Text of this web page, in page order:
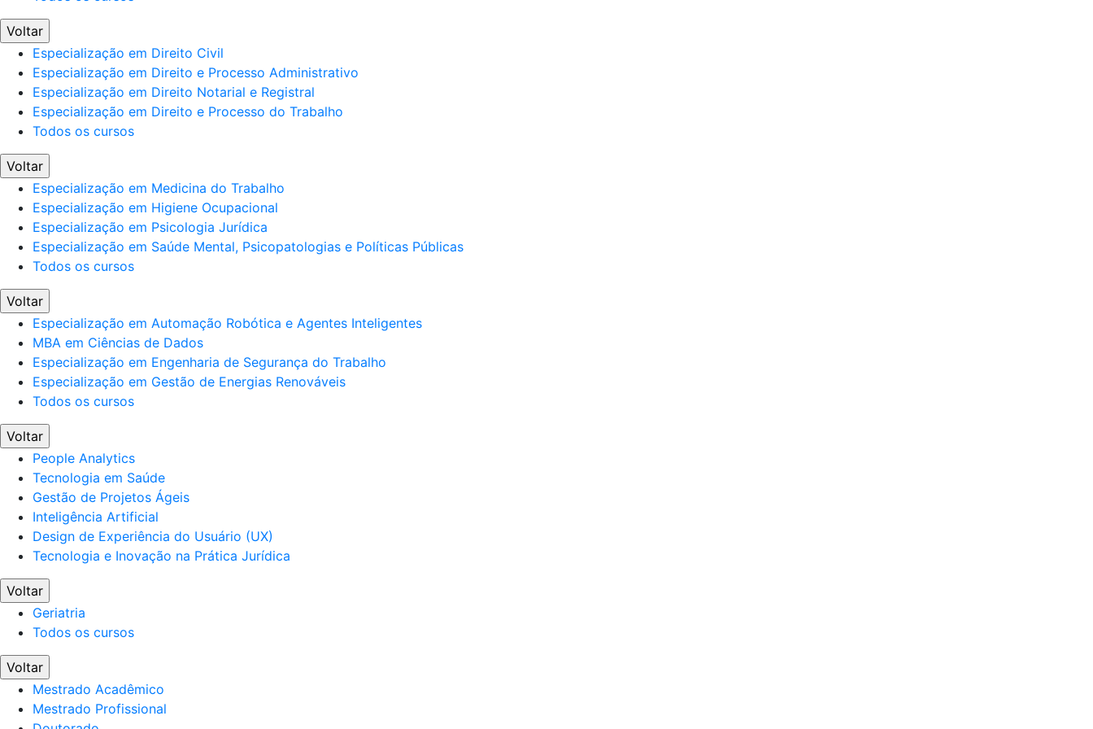
Voltar
Especialização em Direito Civil
Especialização em Direito e Processo Administrativo
Especialização em Direito Notarial e Registral
Especialização em Direito e Processo do Trabalho
Todos os cursos
Voltar
Especialização em Medicina do Trabalho
Especialização em Higiene Ocupacional
Especialização em Psicologia Jurídica
Especialização em Saúde Mental, Psicopatologias e Políticas Públicas
Todos os cursos
Voltar
Especialização em Automação Robótica e Agentes Inteligentes
MBA em Ciências de Dados
Especialização em Engenharia de Segurança do Trabalho
Especialização em Gestão de Energias Renováveis
Todos os cursos
Voltar
People Analytics
Tecnologia em Saúde
Gestão de Projetos Ágeis
Inteligência Artificial
Design de Experiência do Usuário (UX)
Tecnologia e Inovação na Prática Jurídica
Voltar
Geriatria
Todos os cursos
Voltar
Mestrado Acadêmico
Mestrado Profissional